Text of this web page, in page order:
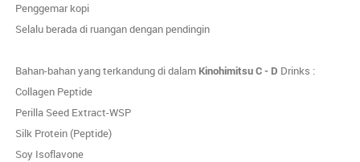
Penggemar kopi
Selalu berada di ruangan dengan pendingin
Bahan-bahan yang terkandung di dalamKinohimitsu C - D Drinks :
Collagen Peptide
Perilla Seed Extract-WSP
Silk Protein (Peptide)
Soy Isoflavone